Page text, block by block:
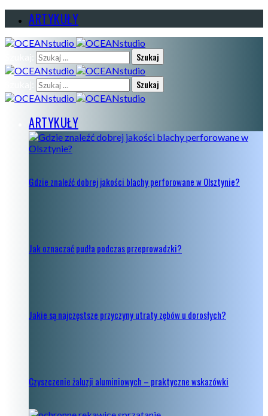
ARTYKUŁY
ARTYKUŁY
Gdzie znaleźć dobrej jakości blachy perforowane w Olsztynie?
Jak oznaczać pudła podczas przeprowadzki?
Jakie są najczęstsze przyczyny utraty zębów u dorosłych?
Czyszczenie żaluzji aluminiowych – praktyczne wskazówki